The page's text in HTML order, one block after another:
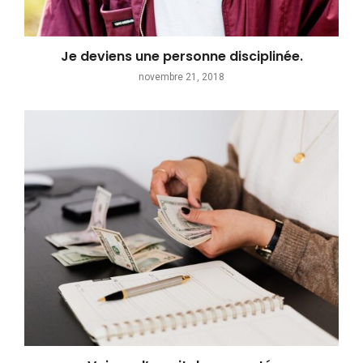
Je deviens une personne disciplinée.
novembre 21, 2018